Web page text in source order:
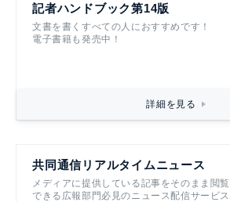
記者ハンドブック第14版
文書を書くすべての人におすすめです！
電子書籍も発売中！
詳細を見る
共同通信リアルタイムニュース
メディアに提供している記事をそのまま閲覧
できる広報部門必見のニュース配信サービス